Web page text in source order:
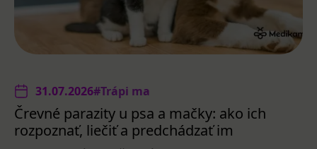
31.07.2026#Trápi ma
Črevné parazity u psa a mačky: ako ich
rozpoznať, liečiť a predchádzať im